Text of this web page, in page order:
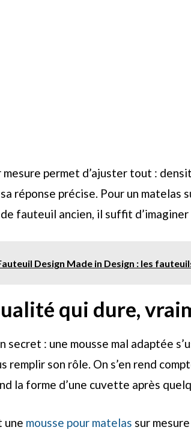
mesure permet d’ajuster tout :
réponse précise. Pour un matelas
fauteuil ancien, il suffit
Design Made in Design : les
qui dure,
secret : une mousse mal adaptée
remplir son rôle. On s’en rend
la forme d’une cuvette après
une mousse pour matelas sur